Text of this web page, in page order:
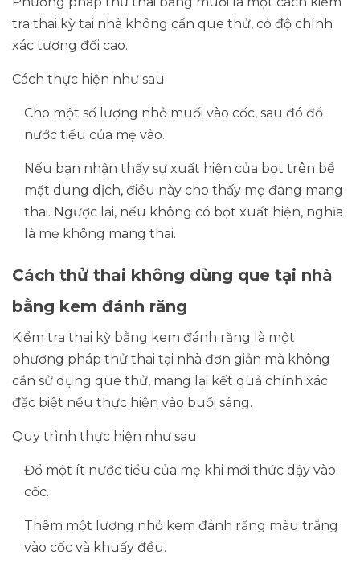
tra thai kỳ tại nhà không cần que thử, có độ chính
xác tương đối cao.
Cách thực hiện như sau:
Cho một số lượng nhỏ muối vào cốc, sau đó đổ
nước tiểu của mẹ vào.
Nếu bạn nhận thấy sự xuất hiện của bọt trên bề
mặt dung dịch, điều này cho thấy mẹ đang mang
thai. Ngược lại, nếu không có bọt xuất hiện, nghĩa
là mẹ không mang thai.
Cách thử thai không dùng que tại nhà
bằng kem đánh răng
Kiểm tra thai kỳ bằng kem đánh răng là một
phương pháp thử thai tại nhà đơn giản mà không
cần sử dụng que thử, mang lại kết quả chính xác
đặc biệt nếu thực hiện vào buổi sáng.
Quy trình thực hiện như sau:
Đổ một ít nước tiểu của mẹ khi mới thức dậy vào
cốc.
Thêm một lượng nhỏ kem đánh răng màu trắng
vào cốc và khuấy đều.